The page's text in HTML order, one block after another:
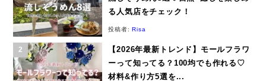
る人気店をチェック！
投稿者:Risa
【2026年最新トレンド】モールフラワ
ーって知ってる？100均でも作れる♡
材料&作り方5選を...